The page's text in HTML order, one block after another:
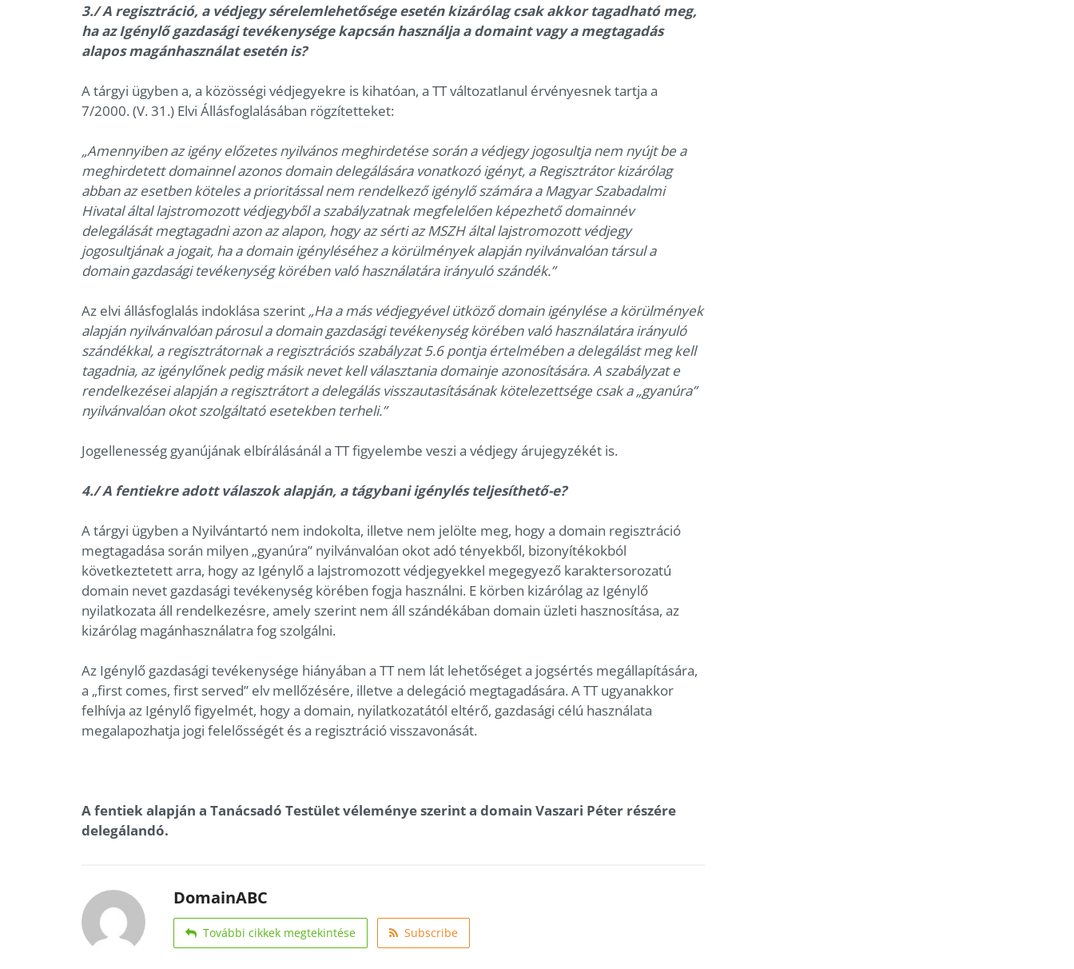
3./ A regisztráció, a védjegy sérelemlehetősége esetén kizárólag csak akkor tagadható meg,
ha az Igénylő gazdasági tevékenysége kapcsán használja a domaint vagy a megtagadás
alapos magánhasználat esetén is?
A tárgyi ügyben a, a közösségi védjegyekre is kihatóan, a TT változatlanul érvényesnek tartja a
7/2000. (V. 31.) Elvi Állásfoglalásában rögzítetteket:
„Amennyiben az igény előzetes nyilvános meghirdetése során a védjegy jogosultja nem nyújt be a
meghirdetett domainnel azonos domain delegálására vonatkozó igényt, a Regisztrátor kizárólag
abban az esetben köteles a prioritással nem rendelkező igénylő számára a Magyar Szabadalmi
Hivatal által lajstromozott védjegyből a szabályzatnak megfelelően képezhető domainnév
delegálását megtagadni azon az alapon, hogy az sérti az MSZH által lajstromozott védjegy
jogosultjának a jogait, ha a domain igényléséhez a körülmények alapján nyilvánvalóan társul a
domain gazdasági tevékenység körében való használatára irányuló szándék.”
Az elvi állásfoglalás indoklása szerint „Ha a más védjegyével ütköző domain igénylése a körülmények
alapján nyilvánvalóan párosul a domain gazdasági tevékenység körében való használatára irányuló
szándékkal, a regisztrátornak a regisztrációs szabályzat 5.6 pontja értelmében a delegálást meg kell
tagadnia, az igénylőnek pedig másik nevet kell választania domainje azonosítására. A szabályzat e
rendelkezései alapján a regisztrátort a delegálás visszautasításának kötelezettsége csak a „gyanúra”
nyilvánvalóan okot szolgáltató esetekben terheli.”
Jogellenesség gyanújának elbírálásánál a TT figyelembe veszi a védjegy árujegyzékét is.
4./ A fentiekre adott válaszok alapján, a tágybani igénylés teljesíthető-e?
A tárgyi ügyben a Nyilvántartó nem indokolta, illetve nem jelölte meg, hogy a domain regisztráció
megtagadása során milyen „gyanúra” nyilvánvalóan okot adó tényekből, bizonyítékokból
következtetett arra, hogy az Igénylő a lajstromozott védjegyekkel megegyező karaktersorozatú
domain nevet gazdasági tevékenység körében fogja használni. E körben kizárólag az Igénylő
nyilatkozata áll rendelkezésre, amely szerint nem áll szándékában domain üzleti hasznosítása, az
kizárólag magánhasználatra fog szolgálni.
Az Igénylő gazdasági tevékenysége hiányában a TT nem lát lehetőséget a jogsértés megállapítására,
a „first comes, first served” elv mellőzésére, illetve a delegáció megtagadására. A TT ugyanakkor
felhívja az Igénylő figyelmét, hogy a domain, nyilatkozatától eltérő, gazdasági célú használata
megalapozhatja jogi felelősségét és a regisztráció visszavonását.
A fentiek alapján a Tanácsadó Testület véleménye szerint a domain Vaszari Péter részére
delegálandó.
DomainABC
További cikkek megtekintése Subscribe